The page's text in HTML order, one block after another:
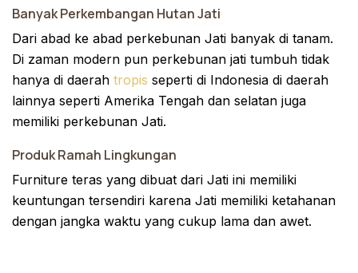
Banyak Perkembangan Hutan Jati
Dari abad ke abad perkebunan Jati banyak di tanam.
Di zaman modern pun perkebunan jati tumbuh tidak
hanya di daerah tropis seperti di Indonesia di daerah
lainnya seperti Amerika Tengah dan selatan juga
memiliki perkebunan Jati.
Produk Ramah Lingkungan
Furniture teras yang dibuat dari Jati ini memiliki
keuntungan tersendiri karena Jati memiliki ketahanan
dengan jangka waktu yang cukup lama dan awet.